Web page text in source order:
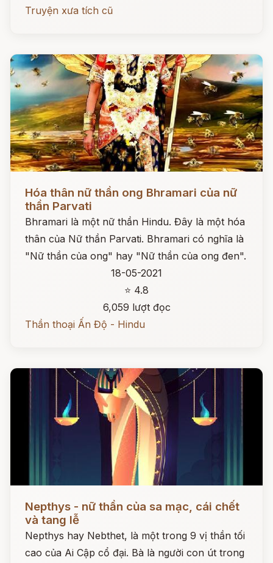
Truyện xưa tích cũ
Hóa thân nữ thần ong Bhramari của nữ
thần Parvati
Bhramari là một nữ thần Hindu. Đây là một hóa
thân của Nữ thần Parvati. Bhramari có nghĩa là
"Nữ thần của ong" hay "Nữ thần của ong đen".
18-05-2021
⭐ 4.8
6,059 lượt đọc
Thần thoại Ấn Độ - Hindu
Nepthys - nữ thần của sa mạc, cái chết
và tang lễ
Nepthys hay Nebthet, là một trong 9 vị thần tối
cao của Ai Cập cổ đại. Bà là người con út trong